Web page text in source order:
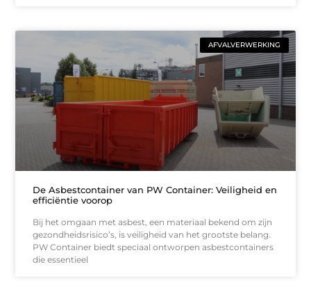
AFVALVERWERKING
De Asbestcontainer van PW Container: Veiligheid en
efficiëntie voorop
Bij het omgaan met asbest, een materiaal bekend om zijn
gezondheidsrisico’s, is veiligheid van het grootste belang.
PW Container biedt speciaal ontworpen asbestcontainers
die essentieel